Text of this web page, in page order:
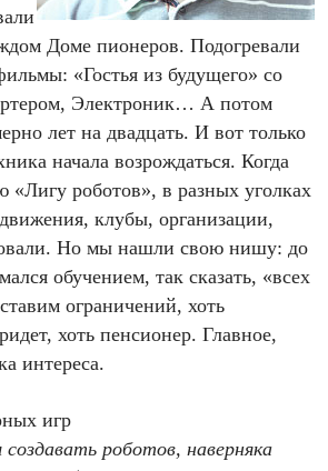
Доме пионеров. Подогревали
«Гостья из будущего» со
Электроник… А потом
лет на двадцать. И вот только
начала возрождаться. Когда
«Лигу роботов», в разных уголках
клубы, организации,
Но мы нашли свою нишу: до
обучением, так сказать, «всех
ограничений, хоть
хоть пенсионер. Главное,
интереса.
игр
роботов, наверняка